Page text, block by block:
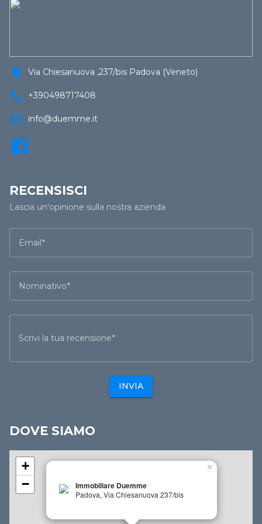
location_on Via Chiesanuova ,237/bis Padova (Veneto)
call +390498717408
mail_outline info@duemme.it
RECENSISCI
Lascia un'opinione sulla nostra azienda
Email
Nominativo
Scrivi la tua recensione
INVIA
DOVE SIAMO
Immobiliare Duemme
Padova, Via Chiesanuova 237/bis
×
+
−